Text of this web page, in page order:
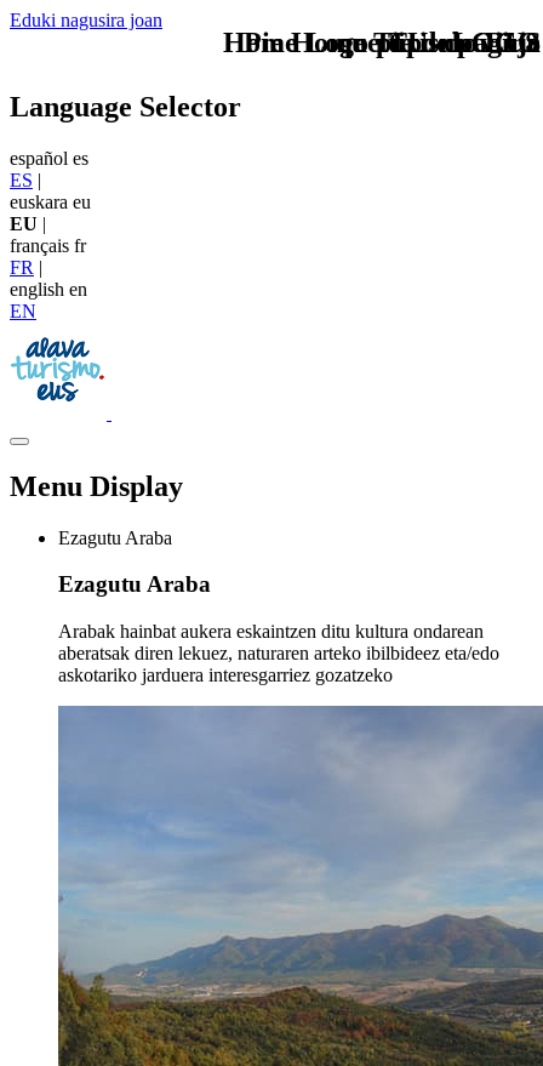
Eduki nagusira joan
TU - LOGO
Language Selector
español es
ES |
euskara eu
EU |
français fr
FR |
english en
EN
Menu Display
Ezagutu Araba
Ezagutu Araba
Arabak hainbat aukera eskaintzen ditu kultura ondarean
aberatsak diren lekuez, naturaren arteko ibilbideez eta/edo
askotariko jarduera interesgarriez gozatzeko
que tipo de viaje
Home Logo pie de página
Pie Home Turismo EUS